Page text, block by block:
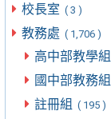
校長室 ( 3 )
教務處 ( 1,706 )
高中部教學組
國中部教務組
註冊組 ( 195 )